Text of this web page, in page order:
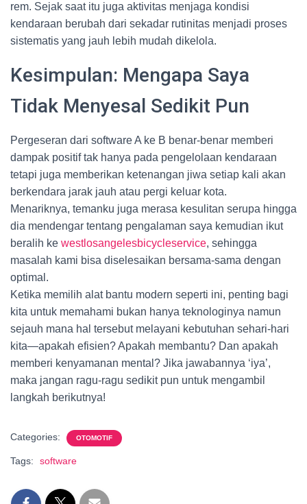
rem. Sejak saat itu juga aktivitas menjaga kondisi
kendaraan berubah dari sekadar rutinitas menjadi proses
sistematis yang jauh lebih mudah dikelola.
Kesimpulan: Mengapa Saya
Tidak Menyesal Sedikit Pun
Pergeseran dari software A ke B benar-benar memberi
dampak positif tak hanya pada pengelolaan kendaraan
tetapi juga memberikan ketenangan jiwa setiap kali akan
berkendara jarak jauh atau pergi keluar kota.
Menariknya, temanku juga merasa kesulitan serupa hingga
dia mendengar tentang pengalaman saya kemudian ikut
beralih ke westlosangelesbicycleservice, sehingga
masalah kami bisa diselesaikan bersama-sama dengan
optimal.
Ketika memilih alat bantu modern seperti ini, penting bagi
kita untuk memahami bukan hanya teknologinya namun
sejauh mana hal tersebut melayani kebutuhan sehari-hari
kita—apakah efisien? Apakah membantu? Dan apakah
memberi kenyamanan mental? Jika jawabannya ‘iya’,
maka jangan ragu-ragu sedikit pun untuk mengambil
langkah berikutnya!
Categories: OTOMOTIF
Tags: software